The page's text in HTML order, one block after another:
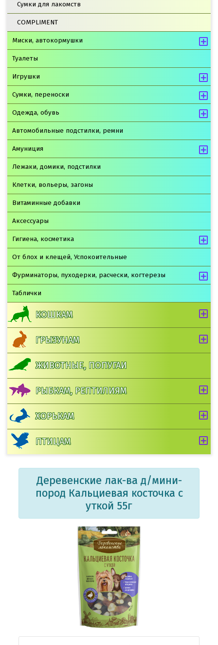
Сумки для лакомств
COMPLIMENT
Миски, автокормушки
Туалеты
Игрушки
Сумки, переноски
Одежда, обувь
Автомобильные подстилки, ремни
Амуниция
Лежаки, домики, подстилки
Клетки, вольеры, загоны
Витаминные добавки
Аксессуары
Гигиена, косметика
От блох и клещей, Успокоительные
Фурминаторы, пуходерки, расчески, когтерезы
Таблички
КОШКАМ
ГРЫЗУНАМ
ЖИВОТНЫЕ, ПОПУГАИ
РЫБКАМ, РЕПТИЛИЯМ
ХОРЬКАМ
ПТИЦАМ
Деревенские лак-ва д/мини-
пород Кальциевая косточка с
уткой 55г